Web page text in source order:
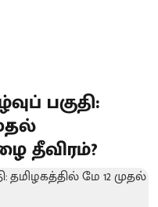
பகுதி:
தீவிரம்?